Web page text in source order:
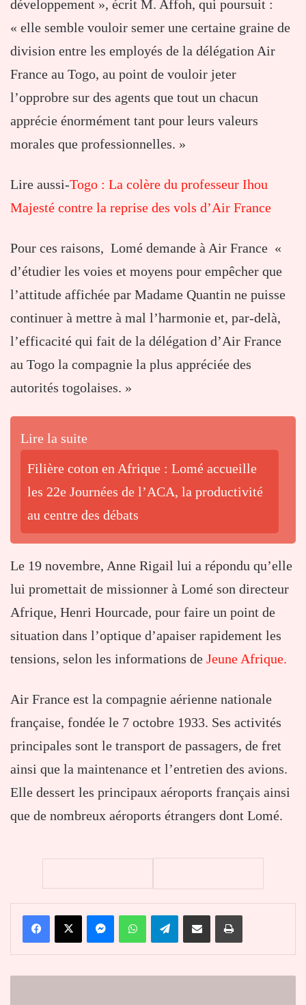
développement », écrit M. Affoh, qui poursuit :
« elle semble vouloir semer une certaine graine de
division entre les employés de la délégation Air
France au Togo, au point de vouloir jeter
l’opprobre sur des agents que tout un chacun
apprécie énormément tant pour leurs valeurs
morales que professionnelles. »
Lire aussi-Togo : La colère du professeur Ihou
Majesté contre la reprise des vols d’Air France
Pour ces raisons, Lomé demande à Air France «
d’étudier les voies et moyens pour empêcher que
l’attitude affichée par Madame Quantin ne puisse
continuer à mettre à mal l’harmonie et, par-delà,
l’efficacité qui fait de la délégation d’Air France
au Togo la compagnie la plus appréciée des
autorités togolaises. »
Lire la suite
Filière coton en Afrique : Lomé accueille
les 22e Journées de l’ACA, la productivité
au centre des débats
Le 19 novembre, Anne Rigail lui a répondu qu’elle
lui promettait de missionner à Lomé son directeur
Afrique, Henri Hourcade, pour faire un point de
situation dans l’optique d’apaiser rapidement les
tensions, selon les informations de Jeune Afrique.
Air France est la compagnie aérienne nationale
française, fondée le 7 octobre 1933. Ses activités
principales sont le transport de passagers, de fret
ainsi que la maintenance et l’entretien des avions.
Elle dessert les principaux aéroports français ainsi
que de nombreux aéroports étrangers dont Lomé.
FacebookX MessengerWhatsAppTelegramPartager par email Imprimer